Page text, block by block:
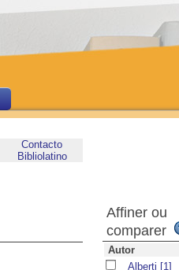
Contacto
Bibliolatino
Affiner ou
comparer
Autor
Alberti [1]